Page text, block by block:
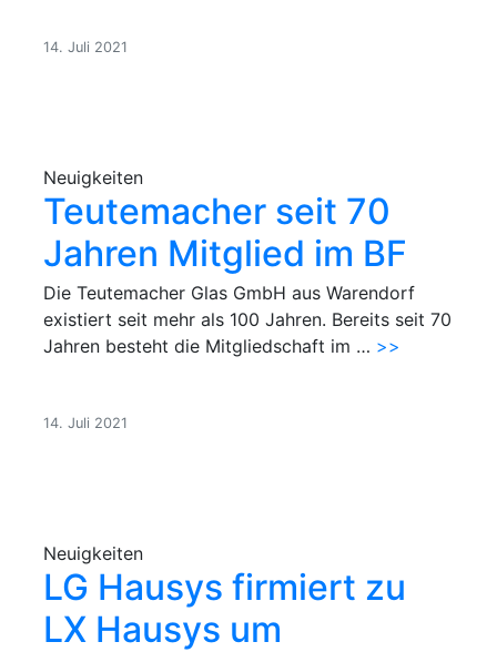
14. Juli 2021
Neuigkeiten
Teutemacher seit 70
Jahren Mitglied im BF
Die Teutemacher Glas GmbH aus Warendorf
existiert seit mehr als 100 Jahren. Bereits seit 70
Jahren besteht die Mitgliedschaft im … >>
14. Juli 2021
Neuigkeiten
LG Hausys firmiert zu
LX Hausys um